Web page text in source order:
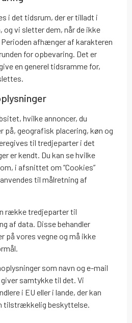
i det tidsrum, der er tilladt i
og vi sletter dem, når de ikke
afhænger af karakteren
for opbevaring. Det er
en generel tidsramme for,
hvilke annoncer, du
på, geografisk placering, køn og
til tredjeparter i det
er kendt. Du kan se hvilke
i afsnittet om “Cookies”
til målretning af
række tredjeparter til
af data. Disse behandler
på vores vegne og må ikke
som navn og e-mail
samtykke til det. Vi
i EU eller i lande, der kan
tilstrækkelig beskyttelse.